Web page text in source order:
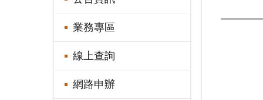
業務專區
線上查詢
網路申辦